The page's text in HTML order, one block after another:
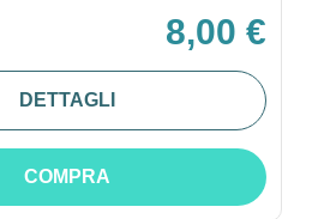
8,00 €
DETTAGLI
COMPRA